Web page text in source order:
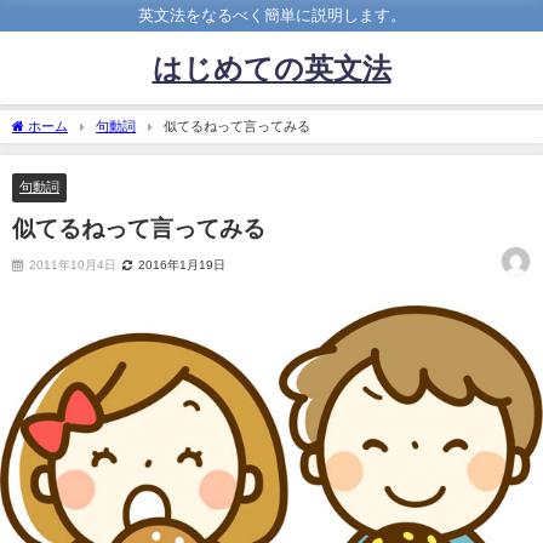
英文法をなるべく簡単に説明します。
はじめての英文法
ホーム 句動詞 似てるねって言ってみる
句動詞
似てるねって言ってみる
2011年10月4日 2016年1月19日